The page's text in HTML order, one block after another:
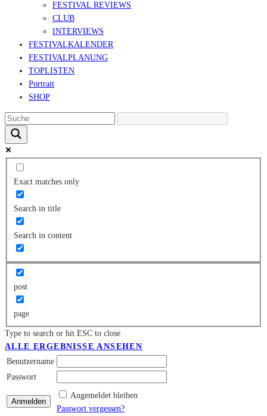
FESTIVAL REVIEWS
CLUB
INTERVIEWS
FESTIVALKALENDER
FESTIVALPLANUNG
TOPLISTEN
Portrait
SHOP
Exact matches only
Search in title
Search in content
post
page
Type to search or hit ESC to close
ALLE ERGEBNISSE ANSEHEN
Benutzername
Passwort
Angemeldet bleiben
Passwort vergessen?